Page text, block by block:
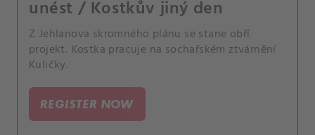
unést / Kostkův jiný den
Z Jehlanova skromného plánu se stane obří
projekt. Kostka pracuje na sochařském ztvárnění
Kuličky.
REGISTER NOW